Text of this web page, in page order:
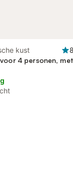
kust
4 personen, met